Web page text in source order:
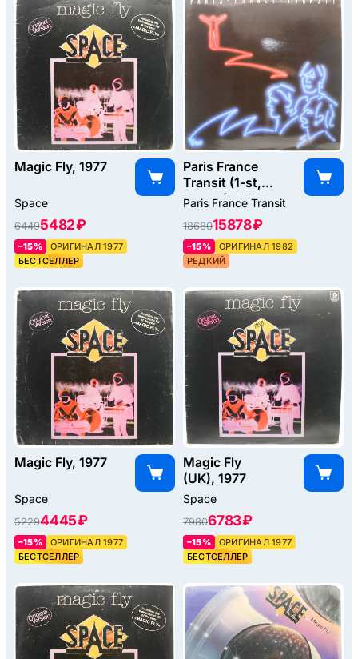
Magic Fly, 1977
Space
64495482 ₽
–15%
ОРИГИНАЛ 1977
БЕСТСЕЛЛЕР
Paris France
Transit (1-st,
France), 1982
Paris France Transit
1868015878 ₽
–15%
ОРИГИНАЛ 1982
РЕДКИЙ
Magic Fly, 1977
Space
52294445 ₽
–15%
ОРИГИНАЛ 1977
БЕСТСЕЛЛЕР
Magic Fly
(UK), 1977
Space
79806783 ₽
–15%
ОРИГИНАЛ 1977
БЕСТСЕЛЛЕР